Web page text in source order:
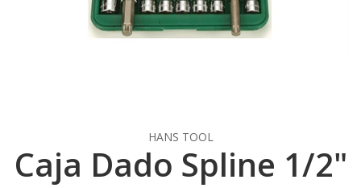
HANS TOOL
Caja Dado Spline 1/2"